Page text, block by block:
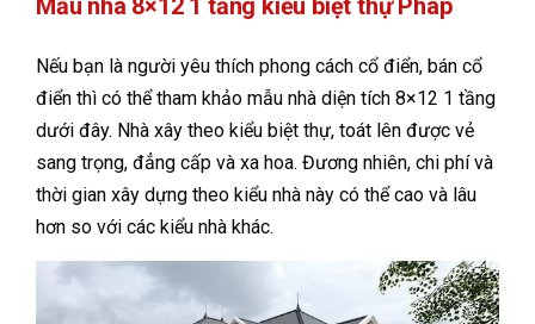
Nếu bạn là người yêu thích phong cách cổ điển, bán cổ
điển thì có thể tham khảo mẫu nhà diện tích 8×12 1 tầng
dưới đây. Nhà xây theo kiểu biệt thự, toát lên được vẻ
sang trọng, đẳng cấp và xa hoa. Đương nhiên, chi phí và
thời gian xây dựng theo kiểu nhà này có thể cao và lâu
hơn so với các kiểu nhà khác.